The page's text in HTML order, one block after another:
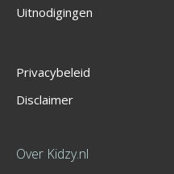
Uitnodigingen
Privacybeleid
Disclaimer
Over Kidzy.nl